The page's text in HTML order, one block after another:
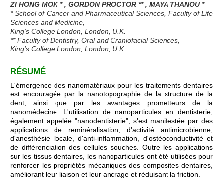
ZI HONG MOK * , GORDON PROCTOR ** , MAYA THANOU *
* School of Cancer and Pharmaceutical Sciences, Faculty of Life
Sciences and Medicine,
King's College London, London, U.K.
** Faculty of Dentistry, Oral and Craniofacial Sciences,
King's College London, London, U.K.
RÉSUMÉ
L'émergence des nanomatériaux pour les traitements dentaires
est encouragée par la nanotopographie de la structure de la
dent, ainsi que par les avantages prometteurs de la
nanomédecine. L'utilisation de nanoparticules en dentisterie,
également appelée "nanodentisterie", s'est manifestée par des
applications de reminéralisation, d'activité antimicrobienne,
d'anesthésie locale, d'anti-inflammation, d'ostéoconductivité et
de différenciation des cellules souches. Outre les applications
sur les tissus dentaires, les nanoparticules ont été utilisées pour
renforcer les propriétés mécaniques des composites dentaires,
améliorant leur liaison et leur ancrage et réduisant la friction.